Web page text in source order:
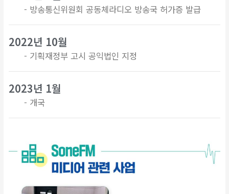
- 방송통신위원회 공동체라디오 방송국 허가증 발급
2022년 10월
- 기획재정부 고시 공익법인 지정
2023년 1월
- 개국